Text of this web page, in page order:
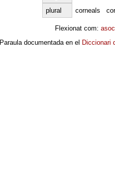
plural
corneals
Flexionat com:
Paraula documentada en el Diccionari